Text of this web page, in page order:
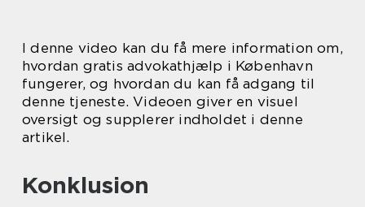
I denne video kan du få mere information om,
hvordan gratis advokathjælp i København
fungerer, og hvordan du kan få adgang til
denne tjeneste. Videoen giver en visuel
oversigt og supplerer indholdet i denne
artikel.
Konklusion